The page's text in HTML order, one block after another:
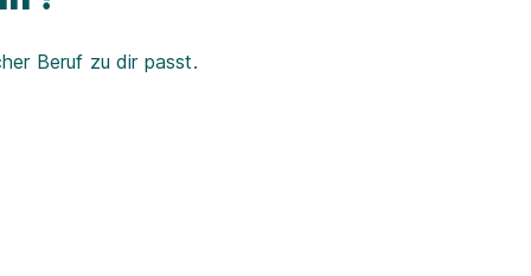
Beruf zu dir passt.